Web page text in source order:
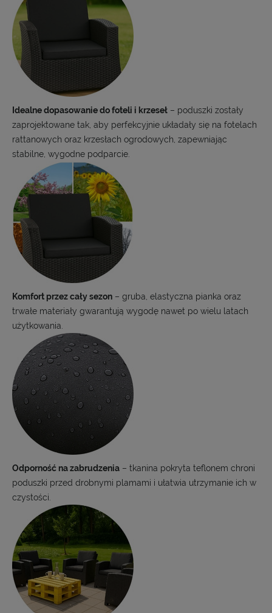
Idealne dopasowanie do foteli i krzeseł – poduszki zostały
zaprojektowane tak, aby perfekcyjnie układały się na fotelach
rattanowych oraz krzesłach ogrodowych, zapewniając
stabilne, wygodne podparcie.
Komfort przez cały sezon – gruba, elastyczna pianka oraz
trwałe materiały gwarantują wygodę nawet po wielu latach
użytkowania.
Odporność na zabrudzenia – tkanina pokryta teflonem chroni
poduszki przed drobnymi plamami i ułatwia utrzymanie ich w
czystości.